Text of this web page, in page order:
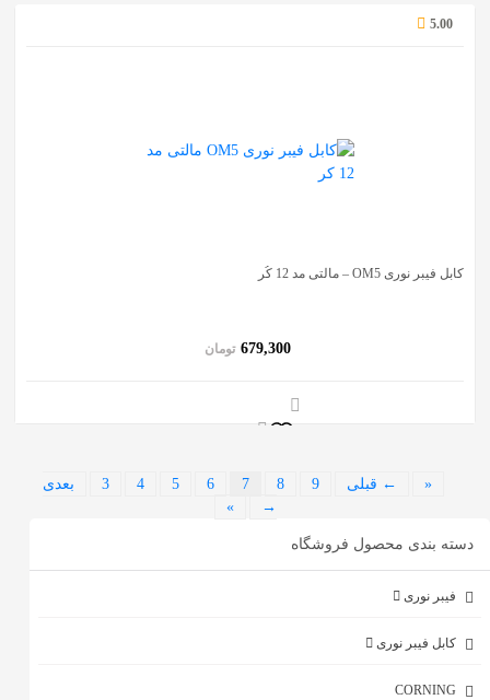
دسته بندی محصول فروشگاه
فیبر نوری
کابل فیبر نوری
CORNING
5.00
کابل فیبر نوری OM5 – مالتی مد 12 کُر
تومان 679,300
« ← قبلی 3 4 5 6 7 8 9
بعدی
→
»